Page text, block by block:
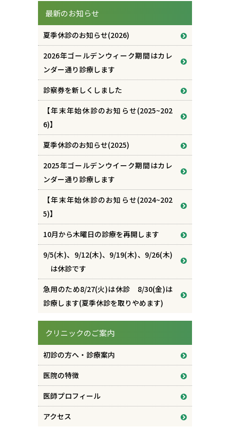
最新のお知らせ
夏季休診のお知らせ(2026)
2026年ゴールデンウィーク期間はカレ
ンダー通り診療します
診察券を新しくしました
【年末年始休診のお知らせ(2025~202
6)】
夏季休診のお知らせ(2025)
2025年ゴールデンウイーク期間はカレ
ンダー通り診療します
【年末年始休診のお知らせ(2024~202
5)】
10月から木曜日の診療を再開します
9/5(木)、9/12(木)、9/19(木)、9/26(木)
は休診です
急用のため8/27(火)は休診 8/30(金)は
診療します(夏季休診を取りやめます)
クリニックのご案内
初診の方へ・診療案内
医院の特徴
医師プロフィール
アクセス